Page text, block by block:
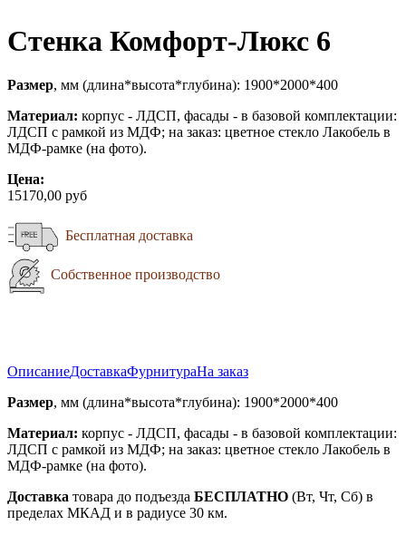
Стенка Комфорт-Люкс 6
Размер, мм (длина*высота*глубина): 1900*2000*400
Материал: корпус - ЛДСП, фасады - в базовой комплектации:
ЛДСП с рамкой из МДФ; на заказ: цветное стекло Лакобель в
МДФ-рамке (на фото).
Цена:
15170,00 руб
Бесплатная доставка
Собственное производство
ОписаниеДоставкаФурнитураНа заказ
Размер, мм (длина*высота*глубина): 1900*2000*400
Материал: корпус - ЛДСП, фасады - в базовой комплектации:
ЛДСП с рамкой из МДФ; на заказ: цветное стекло Лакобель в
МДФ-рамке (на фото).
Доставка товара до подъезда БЕСПЛАТНО (Вт, Чт, Сб) в
пределах МКАД и в радиусе 30 км.